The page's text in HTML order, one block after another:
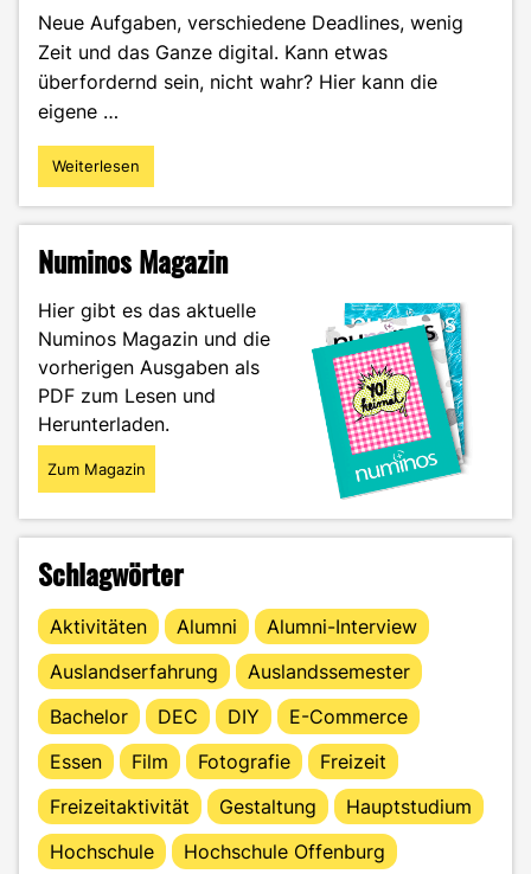
Neue Aufgaben, verschiedene Deadlines, wenig
Zeit und das Ganze digital. Kann etwas
überfordernd sein, nicht wahr? Hier kann die
eigene …
"Selbstorganisation
–
für
erfolgreiche
Zukunft"
Weiterlesen
Numinos Magazin
Hier gibt es das aktuelle
Numinos Magazin und die
vorherigen Ausgaben als
PDF zum Lesen und
Herunterladen.
Zum Magazin
Schlagwörter
Aktivitäten Alumni
Alumni-Interview
Auslandserfahrung
Auslandssemester
Bachelor
DEC DIY
E-Commerce
Essen
Film Fotografie
Freizeit
Freizeitaktivität
Gestaltung
Hauptstudium
Hochschule
Hochschule Offenburg